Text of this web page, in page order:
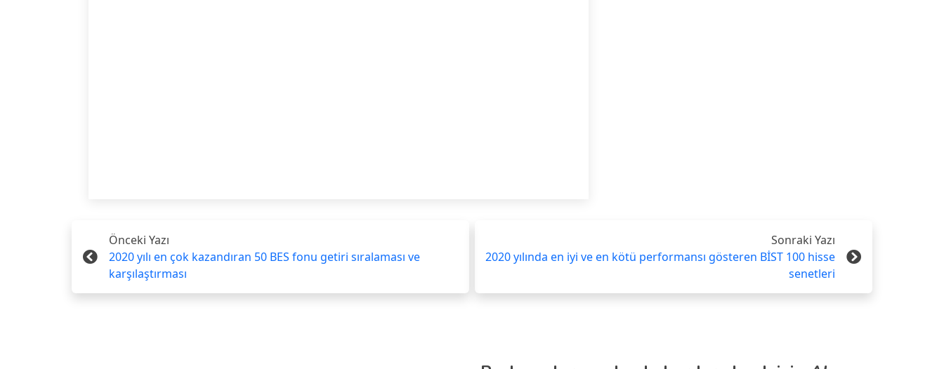
Önceki Yazı
2020 yılı en çok kazandıran 50 BES fonu getiri sıralaması ve
karşılaştırması
Sonraki Yazı
2020 yılında en iyi ve en kötü performansı gösteren BİST 100 hisse
senetleri